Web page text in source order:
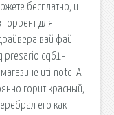
бесплатно, и
торрент для
вай фай
presario cq61-
uti-note. А
горит красный,
его как